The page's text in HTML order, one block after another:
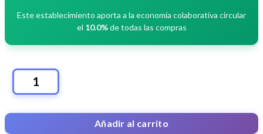
Este establecimiento aporta a la economía colaborativa circular
el 10.0%de todas las compras
TARIFA
X
Añadir al carrito